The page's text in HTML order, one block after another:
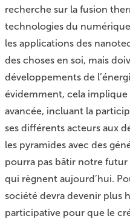
recherche sur la fusion
technologies du
les applications des
des choses en soi, mais
développements de
évidemment, cela
avancée, incluant la
ses différents acteurs aux
les pyramides avec des
pourra pas bâtir notre
qui règnent aujourd’hui.
société devra devenir plus
participative pour que le